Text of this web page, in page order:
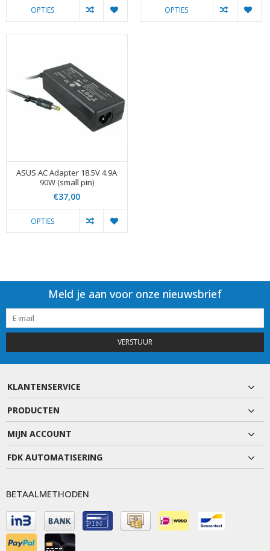
OPTIES OPTIES
ASUS AC Adapter 18.5V 4.9A
90W (small pin)
€37,00
OPTIES
Meld je aan voor onze nieuwsbrief
VERSTUUR
KLANTENSERVICE
PRODUCTEN
MIJN ACCOUNT
FDK AUTOMATISERING
BETAALMETHODEN